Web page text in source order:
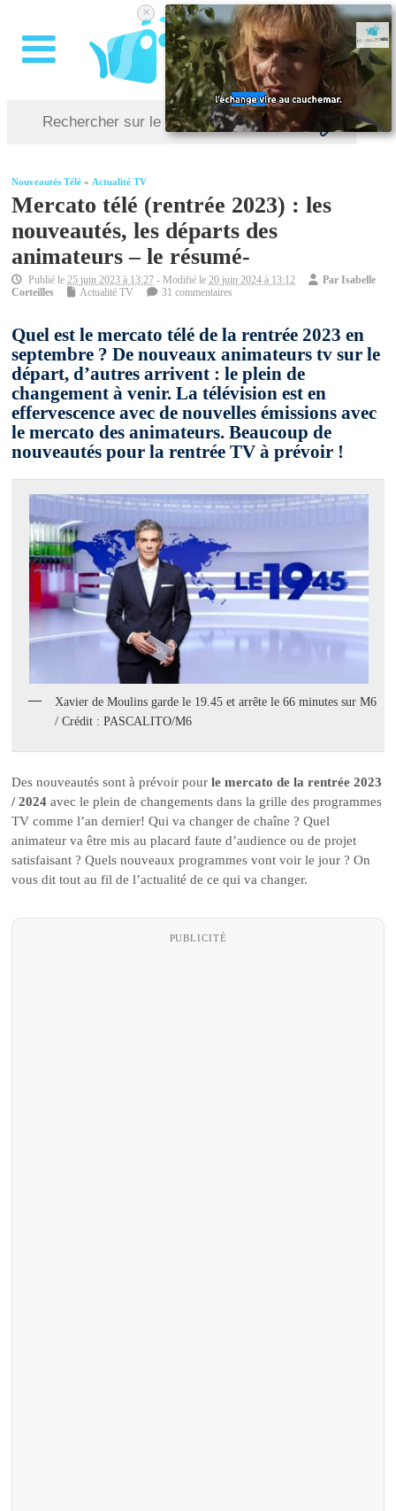
Nouveautés Télé »Actualité TV
Mercato télé (rentrée 2023) : les
nouveautés, les départs des
animateurs – le résumé-
Publié le25 juin 2023 à 13:27 - Modifié le20 juin 2024 à 13:12 ParIsabelle
Corteilles
Actualité TV 31 commentaires
Quel est le mercato télé de la rentrée 2023 en
septembre ? De nouveaux animateurs tv sur le
départ, d’autres arrivent : le plein de
changement à venir. La télévision est en
effervescence avec de nouvelles émissions avec
le mercato des animateurs. Beaucoup de
nouveautés pour la rentrée TV à prévoir !
Xavier de Moulins garde le 19.45 et arrête le 66 minutes sur M6
/ Crédit : PASCALITO/M6
Des nouveautés sont à prévoir pourle mercato de la rentrée 2023
/ 2024avec le plein de changements dans la grille des programmes
TV comme l’an dernier! Qui va changer de chaîne ? Quel
animateur va être mis au placard faute d’audience ou de projet
satisfaisant ? Quels nouveaux programmes vont voir le jour ? On
vous dit tout au fil de l’actualité de ce qui va changer.
PUBLICITÉ
×